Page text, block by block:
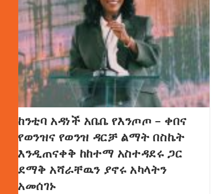
ከንቲባ አዳነች አቤቤ የእንጦጦ – ቀበና
የወንዝና የወንዝ ዳርቻ ልማት በስኬት
እንዲጠናቀቅ ከከተማ አስተዳደሩ ጋር
ደማቅ አሻራቸዉን ያኖሩ አካላትን
አመሰገኑ